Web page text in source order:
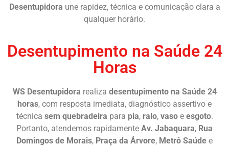
Desentupidora une rapidez, técnica e comunicação clara a
qualquer horário.
Desentupimento na Saúde 24
Horas
WS Desentupidora realiza desentupimento na Saúde 24
horas, com resposta imediata, diagnóstico assertivo e
técnica sem quebradeira para pia, ralo, vasoe esgoto.
Portanto, atendemos rapidamente Av. Jabaquara, Rua
Domingos de Morais, Praça da Árvore, Metrô Saúde e